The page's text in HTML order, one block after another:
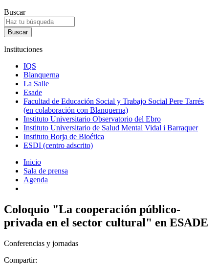
Buscar
Instituciones
IQS
Blanquerna
La Salle
Esade
Facultad de Educación Social y Trabajo Social Pere Tarrés
(en colaboración con Blanquerna)
Instituto Universitario Observatorio del Ebro
Instituto Universitario de Salud Mental Vidal i Barraquer
Instituto Borja de Bioética
ESDI (centro adscrito)
Inicio
Sala de prensa
Agenda
Coloquio "La cooperación público-
privada en el sector cultural" en ESADE
Conferencias y jornadas
Compartir: